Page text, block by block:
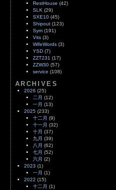
RestHouse (42)
SLK (29)
SXE10(45)
Shipout(123)
Sym(191)
Vits(3)
WifeWords(3)
YSD(7)
ZZT231 (17)
ZZW30(57)
service (108)
ARCHIVES
2026 (25)
二月 (12)
一月 (13)
2025(233)
十二月 (9)
十一月 (32)
十月 (37)
九月 (39)
八月 (62)
七月 (52)
六月 (2)
2023 (1)
一月 (1)
2022 (15)
十二月 (1)